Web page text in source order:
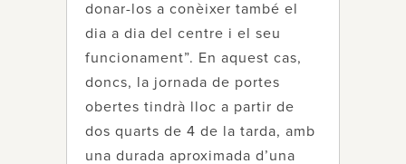
donar-los a conèixer també el
dia a dia del centre i el seu
funcionament”. En aquest cas,
doncs, la jornada de portes
obertes tindrà lloc a partir de
dos quarts de 4 de la tarda, amb
una durada aproximada d’una